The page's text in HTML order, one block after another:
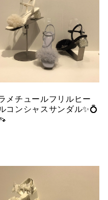
メチュールフリルヒー
コンシャスサンダル✨💍